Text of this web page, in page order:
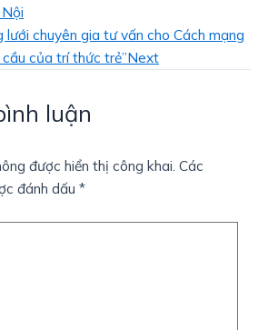
lưới chuyên gia tư vấn cho Cách mạng
của trí thức trẻ”Next
luận
được hiển thị công khai. Các
đánh dấu *